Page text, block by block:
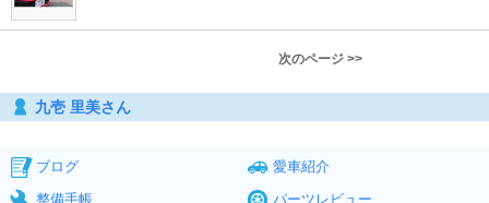
次のページ >>
九壱 里美さん
ブログ
愛車紹介
整備手帳
パーツレビュー